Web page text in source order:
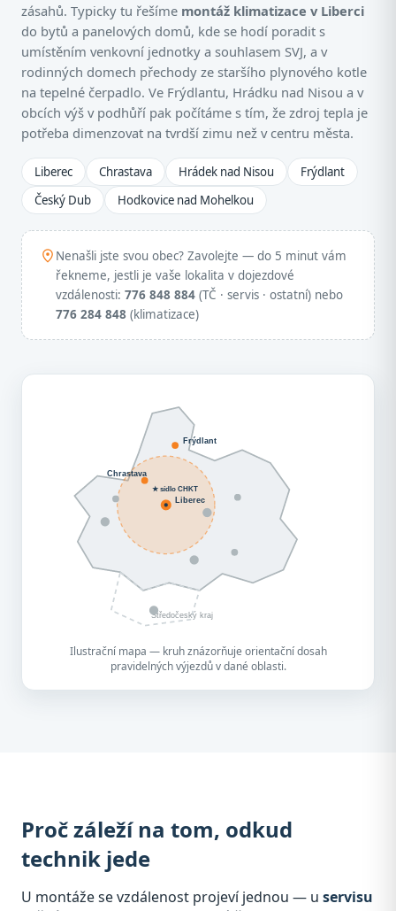
zásahů. Typicky tu řešíme montáž klimatizace v Liberci
do bytů a panelových domů, kde se hodí poradit s
umístěním venkovní jednotky a souhlasem SVJ, a v
rodinných domech přechody ze staršího plynového kotle
na tepelné čerpadlo. Ve Frýdlantu, Hrádku nad Nisou a v
obcích výš v podhůří pak počítáme s tím, že zdroj tepla je
potřeba dimenzovat na tvrdší zimu než v centru města.
Liberec Chrastava Hrádek nad Nisou
Frýdlant
Český Dub
Hodkovice nad Mohelkou
Nenašli jste svou obec? Zavolejte — do 5 minut vám
řekneme, jestli je vaše lokalita v dojezdové
vzdálenosti: 776 848 884 (TČ · servis · ostatní) nebo
776 284 848 (klimatizace)
Středočeský kraj
Liberec
Chrastava
Frýdlant
★ sídlo CHKT
Ilustrační mapa — kruh znázorňuje orientační dosah
pravidelných výjezdů v dané oblasti.
Proč záleží na tom, odkud
technik jede
U montáže se vzdálenost projeví jednou — u servisu